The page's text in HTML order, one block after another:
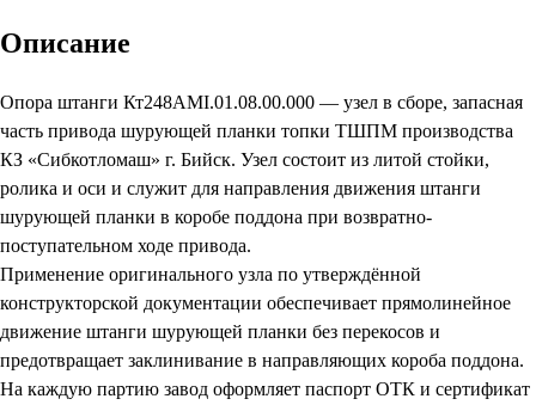
Описание
Опора штанги Кт248АМI.01.08.00.000 — узел в сборе, запасная
часть привода шурующей планки топки ТШПМ производства
КЗ «Сибкотломаш» г. Бийск. Узел состоит из литой стойки,
ролика и оси и служит для направления движения штанги
шурующей планки в коробе поддона при возвратно-
поступательном ходе привода.
Применение оригинального узла по утверждённой
конструкторской документации обеспечивает прямолинейное
движение штанги шурующей планки без перекосов и
предотвращает заклинивание в направляющих короба поддона.
На каждую партию завод оформляет паспорт ОТК и сертификат